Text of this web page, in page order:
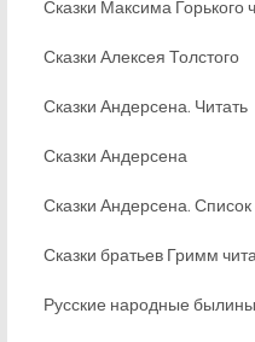
Сказки Максима Горького
Сказки Алексея Толстого
Сказки Андерсена. Читать
Сказки Андерсена
Сказки Андерсена. Список
Сказки братьев Гримм
Русские народные былины